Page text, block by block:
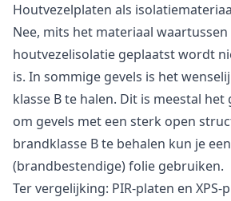
Houtvezelplaten als
Nee, mits het materiaal waartussen
houtvezelisolatie geplaatst wordt
is. In sommige gevels is het
klasse B te halen. Dit is meestal het
om gevels met een sterk open
brandklasse B te behalen kun je
(brandbestendige) folie gebruiken.
Ter vergelijking: PIR-platen en